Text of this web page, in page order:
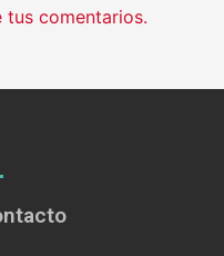
comentarios.